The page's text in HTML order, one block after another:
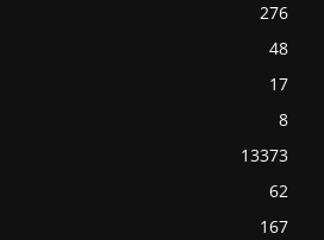
276
48
17
8
13373
62
167